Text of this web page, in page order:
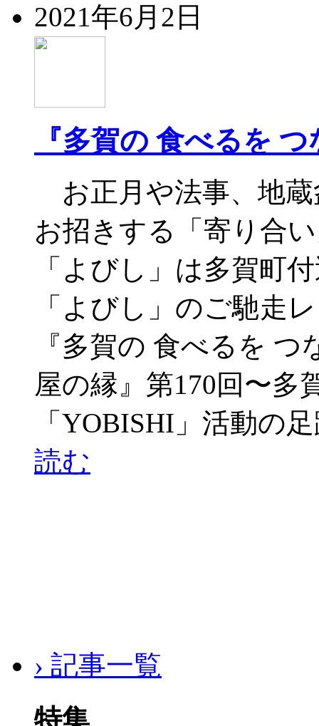
2021年6月2日
『多賀の 食べるを
お正月や法事、地
お招きする「寄り合
「よびし」は多賀町
「よびし」のご馳走
『多賀の 食べるを
屋の縁』第170回〜多
「YOBISHI」活動
読む
› 記事一覧
特集